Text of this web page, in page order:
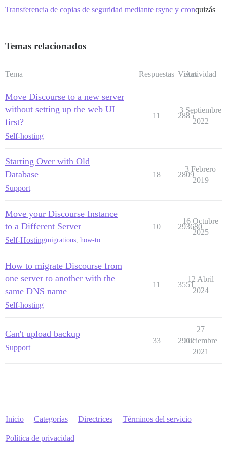
Transferencia de copias de seguridad mediante rsync y cronquizás
Temas relacionados
Tema Respuestas Vistas
Actividad
Move Discourse to a new server
without setting up the web UI
first?
Self-hosting
11 2885
3 Septiembre
2022
Starting Over with Old
Database
Support
18 2809
3 Febrero
2019
Move your Discourse Instance
to a Different Server
Self-Hostingmigrations, how-to
10 293680
16 Octubre
2025
How to migrate Discourse from
one server to another with the
same DNS name
Self-hosting
11 3551
12 Abril
2024
Can't upload backup
Support
33 2962
27
Diciembre
2021
Inicio Categorías Directrices Términos del servicio
Política de privacidad